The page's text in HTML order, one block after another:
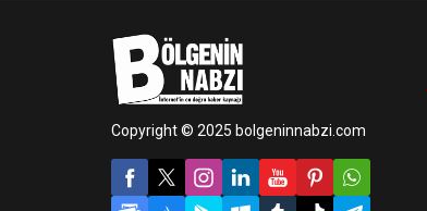
Copyright © 2025 bolgeninnabzi.com